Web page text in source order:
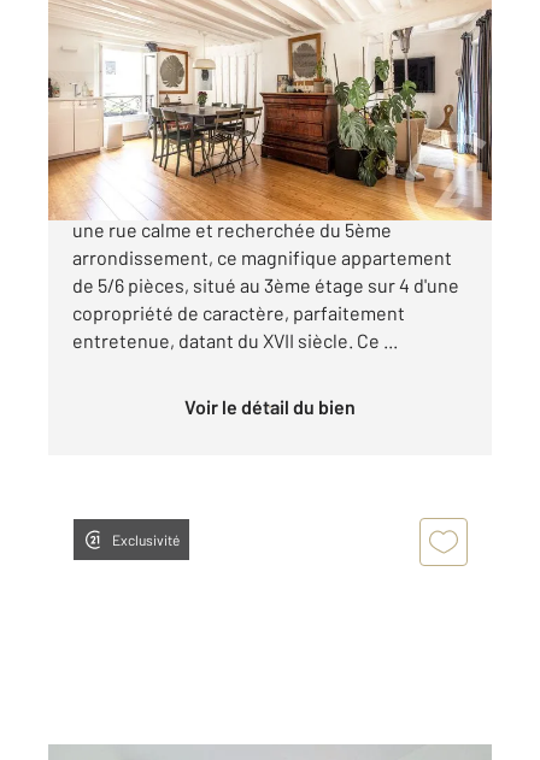
PARIS 75005
91 m2, 6 pièces
Ref : 31630
Appartement F5 à vendre
1 259 000 €
Century 21 Quartier Latin vous propose, dans
une rue calme et recherchée du 5ème
arrondissement, ce magnifique appartement
de 5/6 pièces, situé au 3ème étage sur 4 d'une
copropriété de caractère, parfaitement
entretenue, datant du XVII siècle. Ce ...
Voir le détail du bien
Exclusivité